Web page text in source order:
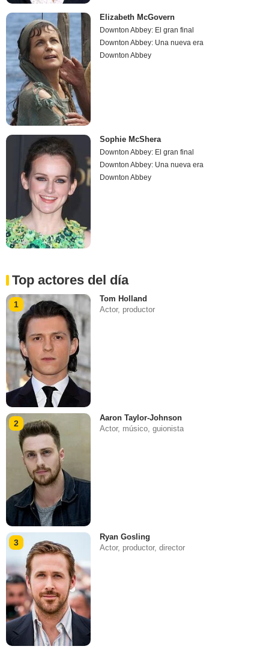
Elizabeth McGovern
Downton Abbey: El gran final
Downton Abbey: Una nueva era
Downton Abbey
Sophie McShera
Downton Abbey: El gran final
Downton Abbey: Una nueva era
Downton Abbey
Top actores del día
1
Tom Holland
Actor, productor
2
Aaron Taylor-Johnson
Actor, músico, guionista
3
Ryan Gosling
Actor, productor, director